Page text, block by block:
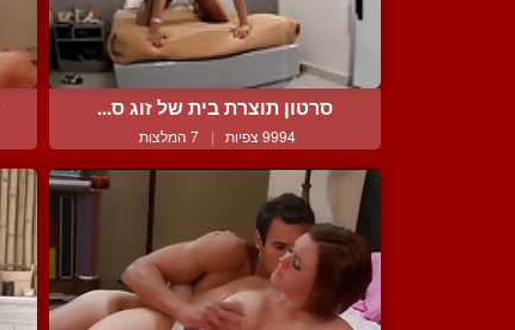
סרטון תוצרת בית של זוג ס...
9994 צפיות | 7 המלצות